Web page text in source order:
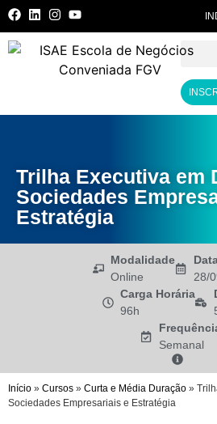
Trilha Executiva em
Sociedades
Estratégia
Modalidade
Online
28/
Carga Horária
96h
Semanal
Início » Cursos » Curta e Média Duração »
Sociedades Empresariais e Estratégia